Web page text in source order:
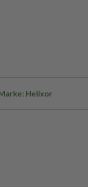
Helixor